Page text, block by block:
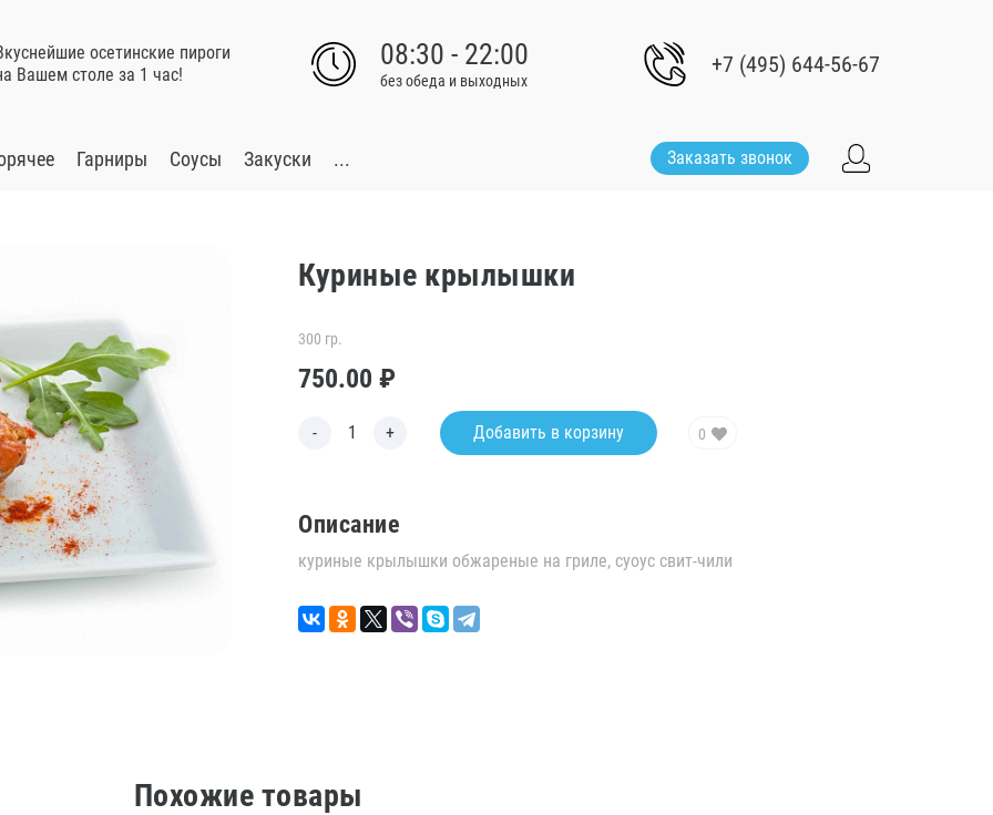
осетинские пироги
Вашем столе за 1 час!
08:30 - 22:00
без обеда и выходных
+7 (495) 644-56-67
Гарниры Соусы Закуски ... Заказать звонок
Куриные крылышки
300 гр.
750.00 ₽
Добавить в корзину 0
Описание
куриные крылышки обжареные на гриле, суоус свит-чили
Похожие товары